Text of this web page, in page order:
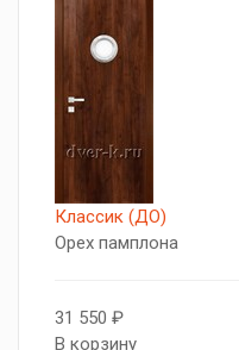
Классик (ДО)
Орех памплона
31 550 ₽
В корзину